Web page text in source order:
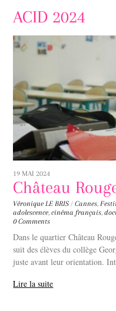
ACID 2024
19 MAI 2024
Château
Véronique LE BRIS / Cannes,
adolescence,cinéma français,
0 Comments
Dans le quartier Château
suit des élèves du collège
juste avant leur orientation.
Lire la suite